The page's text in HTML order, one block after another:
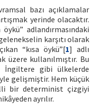
bazı açıklamalar
yerinde olacaktır.
adlandırmasındaki
karşıtı olarak
“kısa öykü”[1] adlı
üzere kullanılmıştır. Bu
İngiltere gibi ülkelerde
gelişmiştir. Hem küçük
bir determinist çizgiyi
ayrılır.